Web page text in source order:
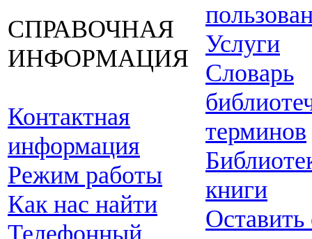
СПРАВОЧНАЯ
ИНФОРМАЦИЯ
Контактная
информация
Режим работы
Как нас найти
Телефонный
Услуги
Словарь
терминов
книги
Оставить